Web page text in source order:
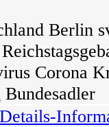
Berlin
Corona
Details-